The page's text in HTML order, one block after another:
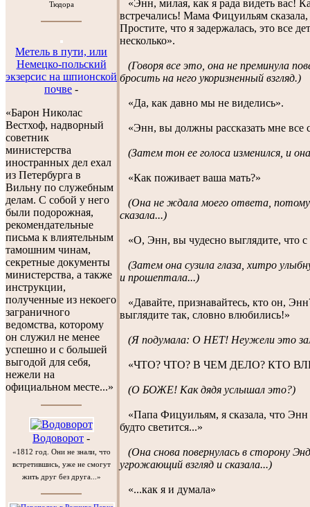
Тюдора
Метель в пути, или
Немецко-польский
экзерсис на шпионской
почве -
«Барон Николас
Вестхоф, надворный
советник
министерства
иностранных дел ехал
из Петербурга в
Вильну по служебным
делам. С собой у него
были подорожная,
рекомендательные
письма к влиятельным
тамошним чинам,
секретные документы
министерства, а также
инструкции,
полученные из некоего
заграничного
ведомства, которому
он служил не менее
успешно и с большей
выгодой для себя,
нежели на
официальном месте...»
Водоворот -
«1812 год. Они не знали, что
встретившись, уже не смогут
жить друг без друга...»
«Энн, милая, как я рада видеть вас!
встречались! Мама Фицуильям
Простите, что я задержалась, это все
несколько».
(Говоря все это, она не преминула
бросить на него укоризненный взгляд.)
«Да, как давно мы не виделись».
«Энн, вы должны рассказать мне все
(Затем тон ее голоса изменился, и
«Как поживает ваша мать?»
(Она не ждала моего ответа,
сказала...)
«О, Энн, вы чудесно выглядите, что
(Затем она сузила глаза, хитро
и прошептала...)
«Давайте, признавайтесь, кто он,
выглядите так, словно влюбились!»
(Я подумала: О НЕТ! Неужели это
«ЧТО? ЧТО? В ЧЕМ ДЕЛО? КТО
(О БОЖЕ! Как дядя услышал это?)
«Папа Фицуильям, я сказала, что Энн
будто светится...»
(Она снова повернулась в сторону
угрожающий взгляд и сказала...)
«...как я и думала»